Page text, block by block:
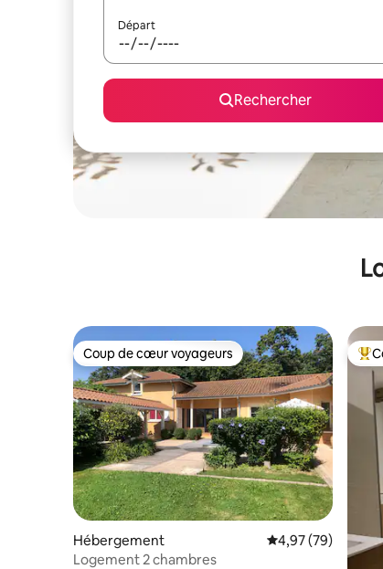
Départ
Rechercher
Coup de cœur voyageurs
Coup de cœur voyageurs
Hébergement Évaluation
4,97 (79)
Logement 2 chambres